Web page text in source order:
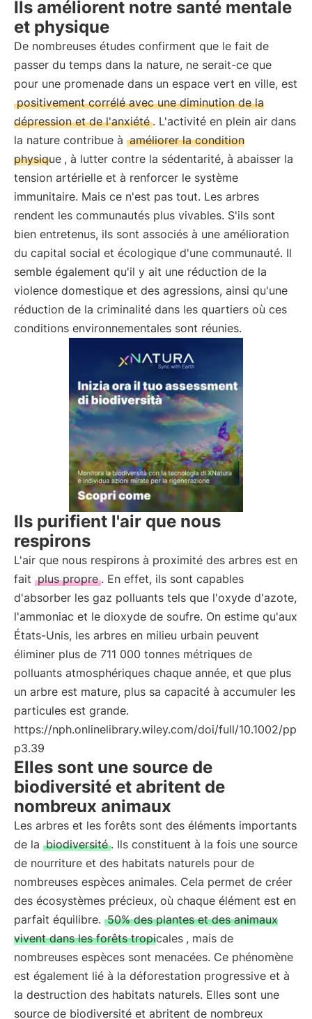
Ils améliorent notre santé mentale
et physique
De nombreuses études confirment que le fait de
passer du temps dans la nature, ne serait-ce que
pour une promenade dans un espace vert en ville, est
positivement corrélé avec une diminution de la
dépression et de l'anxiété . L'activité en plein air dans
la nature contribue à améliorer la condition
physique , à lutter contre la sédentarité, à abaisser la
tension artérielle et à renforcer le système
immunitaire. Mais ce n'est pas tout. Les arbres
rendent les communautés plus vivables. S'ils sont
bien entretenus, ils sont associés à une amélioration
du capital social et écologique d'une communauté. Il
semble également qu'il y ait une réduction de la
violence domestique et des agressions, ainsi qu'une
réduction de la criminalité dans les quartiers où ces
conditions environnementales sont réunies.
Ils purifient l'air que nous
respirons
L'air que nous respirons à proximité des arbres est en
fait plus propre . En effet, ils sont capables
d'absorber les gaz polluants tels que l'oxyde d'azote,
l'ammoniac et le dioxyde de soufre. On estime qu'aux
États-Unis, les arbres en milieu urbain peuvent
éliminer plus de 711 000 tonnes métriques de
polluants atmosphériques chaque année, et que plus
un arbre est mature, plus sa capacité à accumuler les
particules est grande.
https://nph.onlinelibrary.wiley.com/doi/full/10.1002/pp
p3.39
Elles sont une source de
biodiversité et abritent de
nombreux animaux
Les arbres et les forêts sont des éléments importants
de la biodiversité . Ils constituent à la fois une source
de nourriture et des habitats naturels pour de
nombreuses espèces animales. Cela permet de créer
des écosystèmes précieux, où chaque élément est en
parfait équilibre. 50% des plantes et des animaux
vivent dans les forêts tropicales , mais de
nombreuses espèces sont menacées. Ce phénomène
est également lié à la déforestation progressive et à
la destruction des habitats naturels. Elles sont une
source de biodiversité et abritent de nombreux